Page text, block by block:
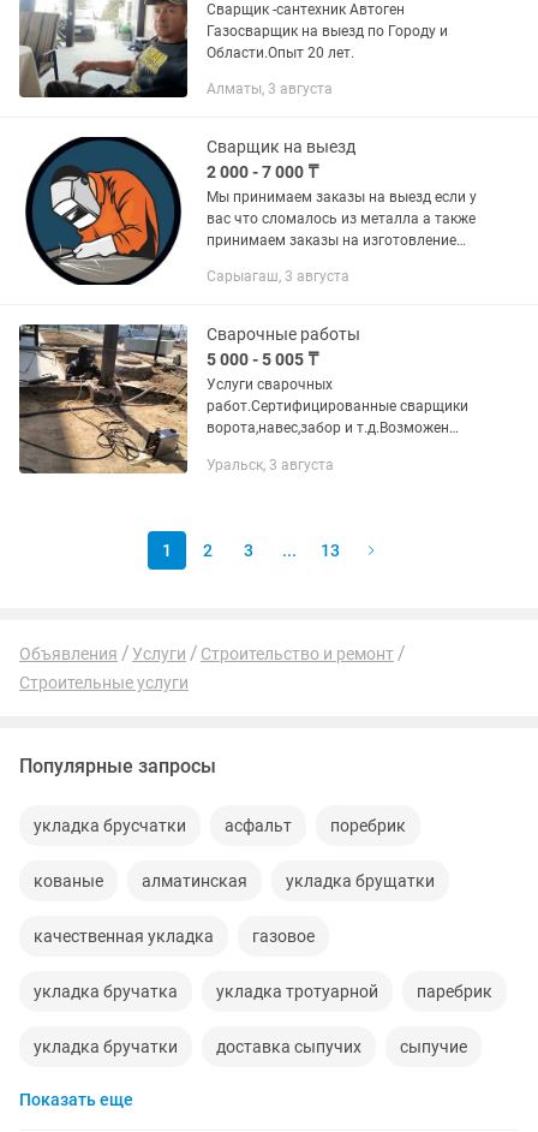
Сварщик -сантехник Автоген
Газосварщик на выезд по Городу и
Области.Опыт 20 лет.
Алматы, 3 августа
Сварщик на выезд
2 000 - 7 000 ₸
Мы принимаем заказы на выезд если у
вас что сломалось из металла а также
принимаем заказы на изготовление
Сарыагаш, 3 августа
Сварочные работы
5 000 - 5 005 ₸
Услуги сварочных
работ.Сертифицированные сварщики
ворота,навес,забор и т.д.Возможен
ваш проект.
Уральск, 3 августа
1 2 3 ... 13
Объявления Услуги
Строительство и ремонт
Строительные услуги
Популярные запросы
укладка брусчатки асфальт поребрик
кованые алматинская укладка брущатки
качественная укладка газовое
укладка бручатка укладка тротуарной паребрик
укладка бручатки доставка сыпучих сыпучие
кольца для септика
Показать еще